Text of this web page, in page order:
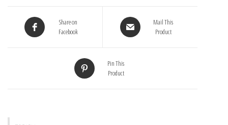
Share on
Facebook
Mail This
Product
Pin This
Product